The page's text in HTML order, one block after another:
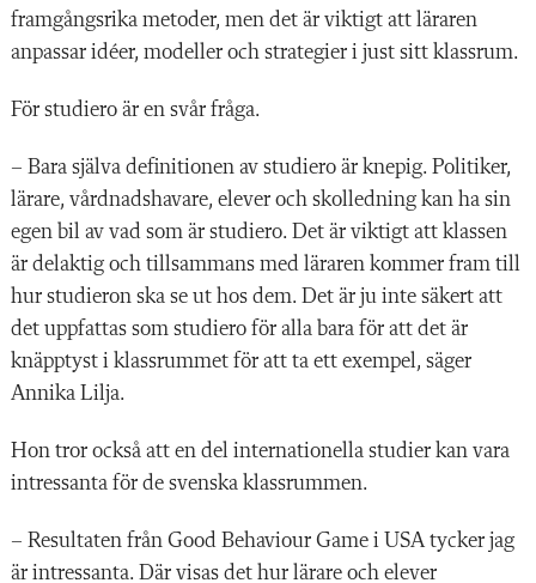
framgångsrika metoder, men det är viktigt att läraren
anpassar idéer, modeller och strategier i just sitt klassrum.
För studiero är en svår fråga.
– Bara själva definitionen av studiero är knepig. Politiker,
lärare, vårdnadshavare, elever och skolledning kan ha sin
egen bil av vad som är studiero. Det är viktigt att klassen
är delaktig och tillsammans med läraren kommer fram till
hur studieron ska se ut hos dem. Det är ju inte säkert att
det uppfattas som studiero för alla bara för att det är
knäpptyst i klassrummet för att ta ett exempel, säger
Annika Lilja.
Hon tror också att en del internationella studier kan vara
intressanta för de svenska klassrummen.
– Resultaten från Good Behaviour Game i USA tycker jag
är intressanta. Där visas det hur lärare och elever